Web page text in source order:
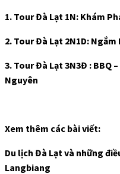
1. Tour Đà Lạt 1N: Khám
2. Tour Đà Lạt 2N1D: Ngắm
3. Tour Đà Lạt 3N3Đ : BBQ
Nguyên
Xem thêm các bài viết:
Du lịch Đà Lạt và những
Langbiang